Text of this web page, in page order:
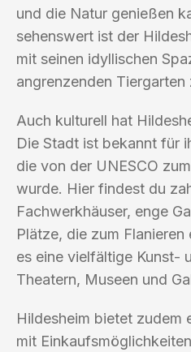
und die Natur genießen
sehenswert ist der
mit seinen idyllischen
angrenzenden Tiergarten
Auch kulturell hat
Die Stadt ist bekannt für
die von der UNESCO
wurde. Hier findest du
Fachwerkhäuser, enge
Plätze, die zum
es eine vielfältige Kunst-
Theatern, Museen und
Hildesheim bietet zudem
mit